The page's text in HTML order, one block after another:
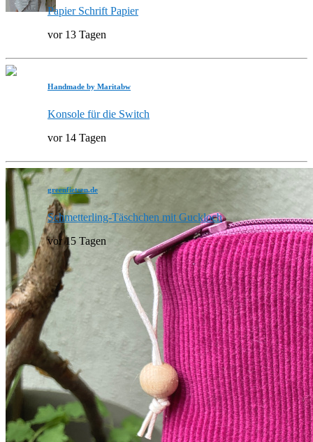
Papier Schrift Papier
vor 13 Tagen
Handmade by Maritabw
Konsole für die Switch
vor 14 Tagen
greenfietsen.de
Schmetterling-Täschchen mit Guckloch
vor 15 Tagen